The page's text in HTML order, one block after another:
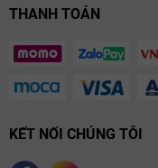
THANH TOÁN
KẾT NỐI CHÚNG TÔI